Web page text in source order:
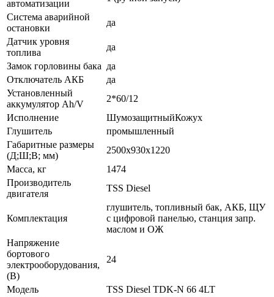
автоматизации
Система аварийной
остановки
да
Датчик уровня
топлива
да
Замок горловины бака да
Отключатель АКБ
да
Установленный
аккумулятор Ah/V
2*60/12
Исполнение
ШумозащитныйКожух
Глушитель
промышленный
Габаритные размеры
(Д;Ш;В; мм)
2500x930x1220
Масса, кг
1474
Производитель
двигателя
TSS Diesel
Комплектация
глушитель, топливный бак, АКБ, ЩУ
с цифровой панелью, станция запр.
маслом и ОЖ
Напряжение
бортового
электрооборудования,
(В)
24
Модель
TSS Diesel TDK-N 66 4LT